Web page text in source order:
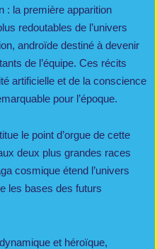
: la première apparition
redoutables de l’univers
androïde destiné à devenir
de l’équipe. Ces récits
artificielle et de la conscience
pour l’époque.
le point d’orgue de cette
deux plus grandes races
cosmique étend l’univers
les bases des futurs
et héroïque,